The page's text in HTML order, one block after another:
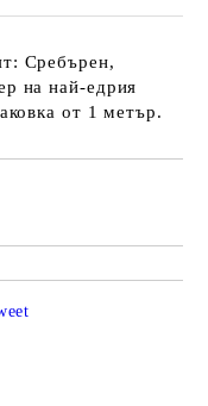
Сребърен,
на най-едрия
от 1 метър.